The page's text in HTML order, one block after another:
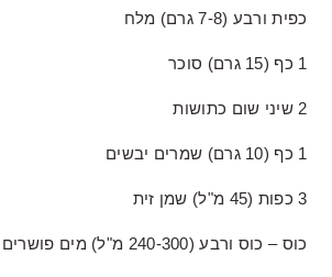
כפית ורבע (7-8 גרם) מלח
1 כף (15 גרם) סוכר
2 שיני שום כתושות
1 כף (10 גרם) שמרים יבשים
3 כפות (45 מ"ל) שמן זית
כוס – כוס ורבע (240-300 מ"ל) מים פושרים